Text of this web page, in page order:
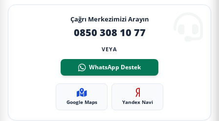
Çağrı Merkezimizi Arayın
0850 308 10 77
VEYA
WhatsApp Destek
Google Maps Yandex Navi